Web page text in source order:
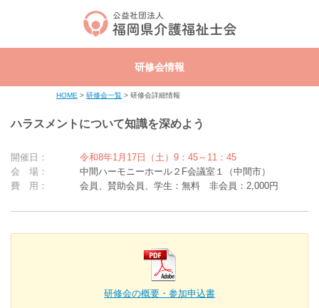
研修会情報
HOME > 研修会一覧 > 研修会詳細情報
ハラスメントについて知識を深めよう
開催日：
令和8年1月17日（土）9：45～11：45
会 場：
中間ハーモニーホール２F会議室１（中間市）
費 用：
会員、賛助会員、学生：無料 非会員：2,000円
研修会の概要・参加申込書